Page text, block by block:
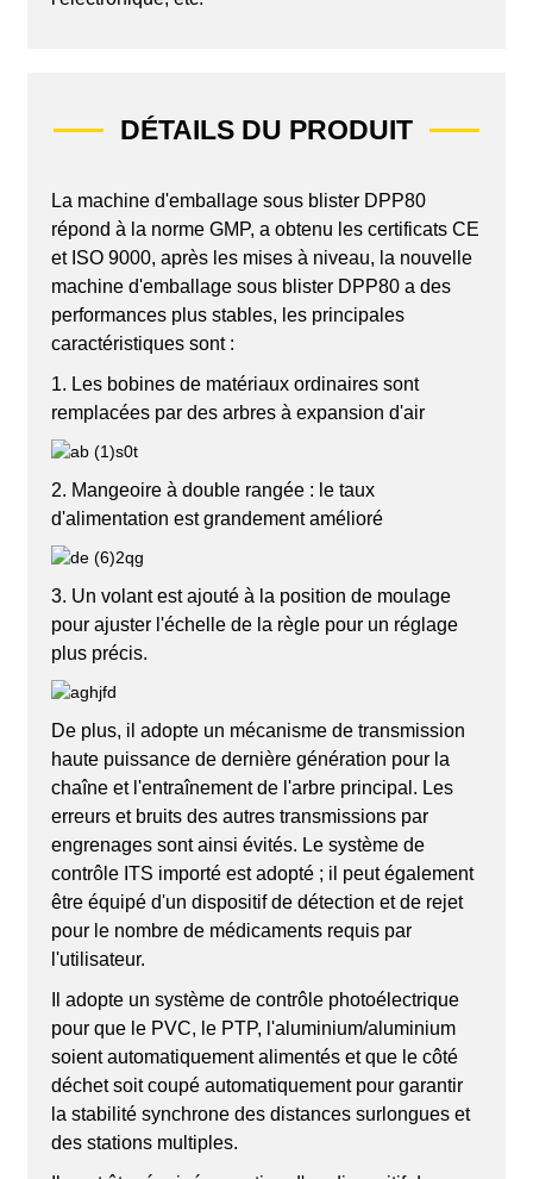
DÉTAILS DU PRODUIT
La machine d'emballage sous blister DPP80
répond à la norme GMP, a obtenu les certificats CE
et ISO 9000, après les mises à niveau, la nouvelle
machine d'emballage sous blister DPP80 a des
performances plus stables, les principales
caractéristiques sont :
1. Les bobines de matériaux ordinaires sont
remplacées par des arbres à expansion d'air
2. Mangeoire à double rangée : le taux
d'alimentation est grandement amélioré
3. Un volant est ajouté à la position de moulage
pour ajuster l'échelle de la règle pour un réglage
plus précis.
De plus, il adopte un mécanisme de transmission
haute puissance de dernière génération pour la
chaîne et l'entraînement de l'arbre principal. Les
erreurs et bruits des autres transmissions par
engrenages sont ainsi évités. Le système de
contrôle ITS importé est adopté ; il peut également
être équipé d'un dispositif de détection et de rejet
pour le nombre de médicaments requis par
l'utilisateur.
Il adopte un système de contrôle photoélectrique
pour que le PVC, le PTP, l'aluminium/aluminium
soient automatiquement alimentés et que le côté
déchet soit coupé automatiquement pour garantir
la stabilité synchrone des distances surlongues et
des stations multiples.